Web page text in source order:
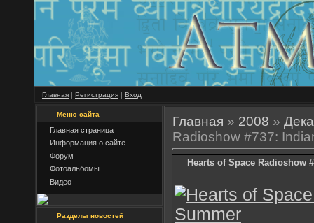
Главная | Регистрация | Вход
Меню сайта
Главная страница
Информация о сайте
Форум
Фотоальбомы
Видео
Разделы новостей
Главная » 2008 »
Radioshow #737:
Hearts of Space Radioshow